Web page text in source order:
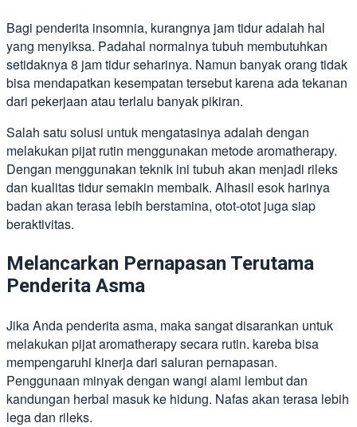
Bagi penderita insomnia, kurangnya jam tidur adalah hal
yang menyiksa. Padahal normalnya tubuh membutuhkan
setidaknya 8 jam tidur seharinya. Namun banyak orang tidak
bisa mendapatkan kesempatan tersebut karena ada tekanan
dari pekerjaan atau terlalu banyak pikiran.
Salah satu solusi untuk mengatasinya adalah dengan
melakukan pijat rutin menggunakan metode aromatherapy.
Dengan menggunakan teknik ini tubuh akan menjadi rileks
dan kualitas tidur semakin membaik. Alhasil esok harinya
badan akan terasa lebih berstamina, otot-otot juga siap
beraktivitas.
Melancarkan Pernapasan Terutama
Penderita Asma
Jika Anda penderita asma, maka sangat disarankan untuk
melakukan pijat aromatherapy secara rutin. kareba bisa
mempengaruhi kinerja dari saluran pernapasan.
Penggunaan minyak dengan wangi alami lembut dan
kandungan herbal masuk ke hidung. Nafas akan terasa lebih
lega dan rileks.